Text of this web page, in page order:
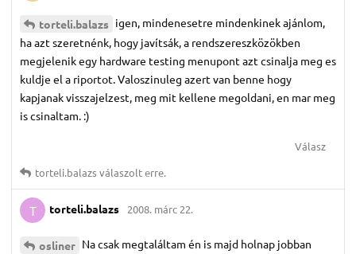
torteli.​balazs igen, mindenesetre mindenkinek ajánlom,
ha azt szeretnénk, hogy javítsák, a rendszereszközökben
megjelenik egy hardware testing menupont azt csinalja meg es
kuldje el a riportot. Valoszinuleg azert van benne hogy
kapjanak visszajelzest, meg mit kellene megoldani, en mar meg
is csinaltam. :)
Válasz
torteli.​balazsválaszolt erre.
T torteli.​balazs 2008. márc 22.
osliner Na csak megtaláltam én is majd holnap jobban